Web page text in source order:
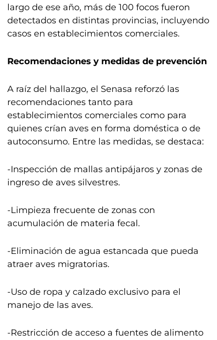
largo de ese año, más de 100 focos fueron
detectados en distintas provincias, incluyendo
casos en establecimientos comerciales.
Recomendaciones y medidas de prevención
A raíz del hallazgo, el Senasa reforzó las
recomendaciones tanto para
establecimientos comerciales como para
quienes crían aves en forma doméstica o de
autoconsumo. Entre las medidas, se destaca:
-Inspección de mallas antipájaros y zonas de
ingreso de aves silvestres.
-Limpieza frecuente de zonas con
acumulación de materia fecal.
-Eliminación de agua estancada que pueda
atraer aves migratorias.
-Uso de ropa y calzado exclusivo para el
manejo de las aves.
-Restricción de acceso a fuentes de alimento